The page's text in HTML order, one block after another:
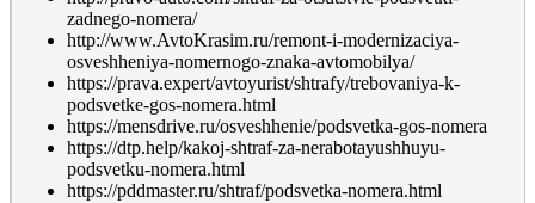
zadnego-nomera/
http://www.AvtoKrasim.ru/remont-i-modernizaciya-
osveshheniya-nomernogo-znaka-avtomobilya/
https://prava.expert/avtoyurist/shtrafy/trebovaniya-k-
podsvetke-gos-nomera.html
https://mensdrive.ru/osveshhenie/podsvetka-gos-nomera
https://dtp.help/kakoj-shtraf-za-nerabotayushhuyu-
podsvetku-nomera.html
https://pddmaster.ru/shtraf/podsvetka-nomera.html